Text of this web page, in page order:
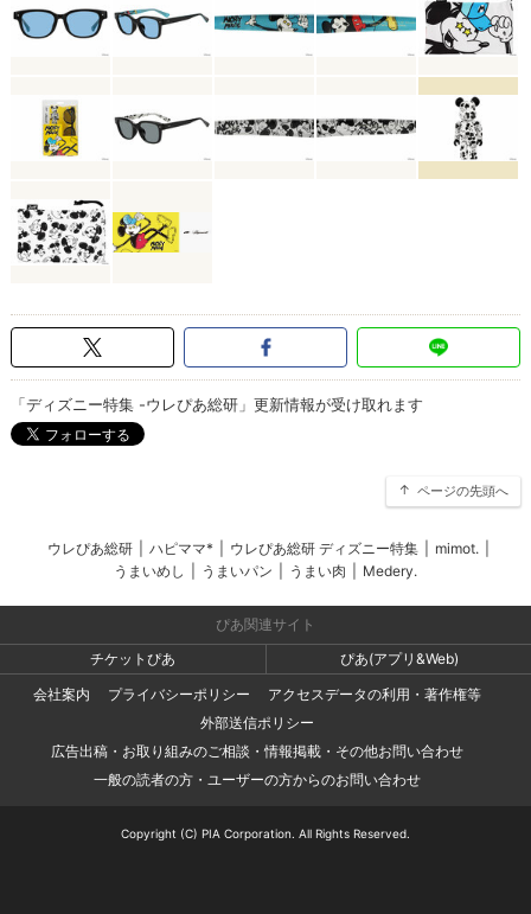
「ディズニー特集 -ウレぴあ総研」更新情報が受け取れます
ページの先頭へ
ウレぴあ総研 ハピママ* ウレぴあ総研 ディズニー特集 mimot.
うまいめし
うまいパン うまい肉 Medery.
ぴあ関連サイト
チケットぴあ
ぴあ(アプリ&Web)
会社案内
プライバシーポリシー
アクセスデータの利用・著作権等
外部送信ポリシー
広告出稿・お取り組みのご相談・情報掲載・その他お問い合わせ
一般の読者の方・ユーザーの方からのお問い合わせ
Copyright (C) PIA Corporation. All Rights Reserved.